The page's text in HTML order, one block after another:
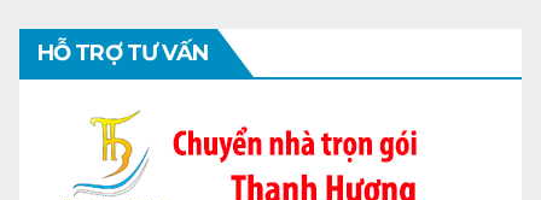
HỖ TRỢ TƯ VẤN